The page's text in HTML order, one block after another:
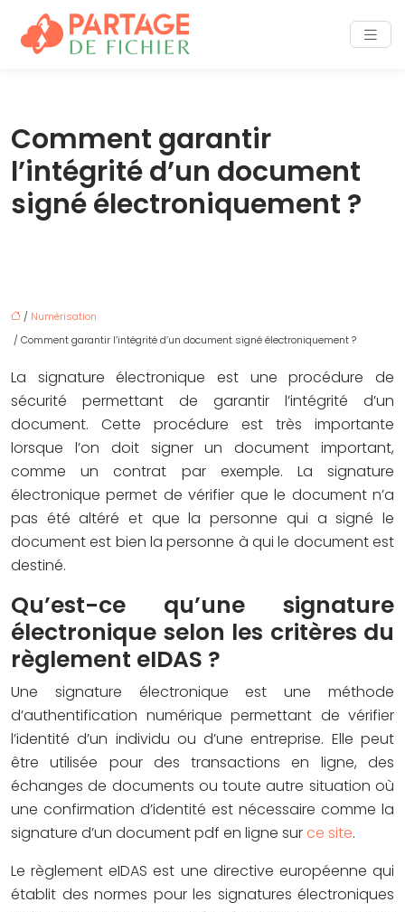
Comment garantir
l’intégrité d’un document
signé électroniquement ?
/ Numérisation
/ Comment garantir l’intégrité d’un document signé électroniquement ?
La signature électronique est une procédure de
sécurité permettant de garantir l’intégrité d’un
document. Cette procédure est très importante
lorsque l’on doit signer un document important,
comme un contrat par exemple. La signature
électronique permet de vérifier que le document n’a
pas été altéré et que la personne qui a signé le
document est bien la personne à qui le document est
destiné.
Qu’est-ce qu’une signature
électronique selon les critères du
règlement eIDAS ?
Une signature électronique est une méthode
d’authentification numérique permettant de vérifier
l’identité d’un individu ou d’une entreprise. Elle peut
être utilisée pour des transactions en ligne, des
échanges de documents ou toute autre situation où
une confirmation d’identité est nécessaire comme la
signature d’un document pdf en ligne sur ce site.
Le règlement eIDAS est une directive européenne qui
établit des normes pour les signatures électroniques